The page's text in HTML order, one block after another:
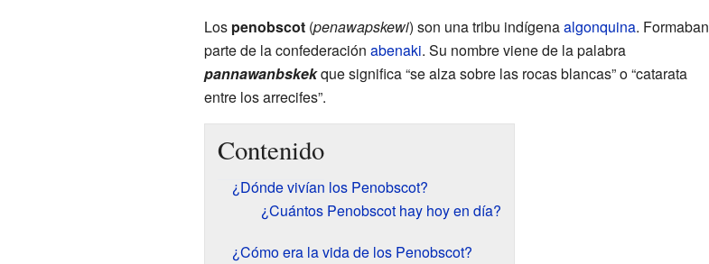
Los penobscot(penawapskewi) son una tribu indígenaalgonquina. Formaban
parte de la confederación abenaki. Su nombre viene de la palabra
pannawanbskekque significa “se alza sobre las rocas blancas” o “catarata
entre los arrecifes”.
Contenido
¿Dónde vivían los Penobscot?
¿Cuántos Penobscot hay hoy en día?
¿Cómo era la vida de los Penobscot?